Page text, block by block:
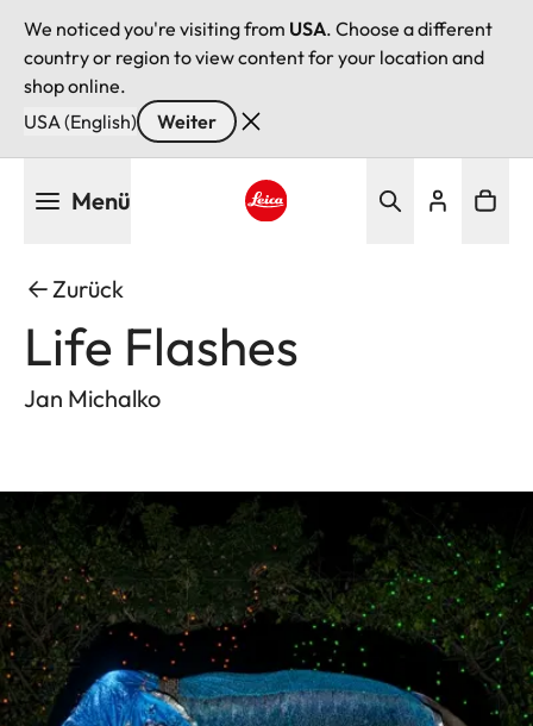
We noticed you're visiting from USA. Choose a different
country or region to view content for your location and
shop online.
USA (English)
Weiter
Menü
Zurück
Life Flashes
Jan Michalko